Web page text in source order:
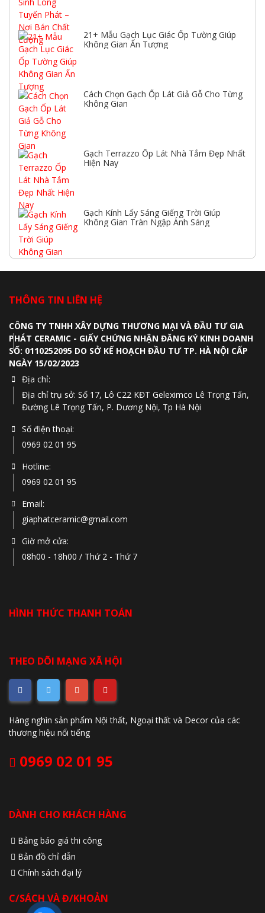
21+ Mẫu Gạch Lục Giác Ốp Tường Giúp
Không Gian Ấn Tượng
Cách Chọn Gạch Ốp Lát Giả Gỗ Cho Từng
Không Gian
Gạch Terrazzo Ốp Lát Nhà Tắm Đẹp Nhất
Hiện Nay
Gạch Kính Lấy Sáng Giếng Trời Giúp
Không Gian Tràn Ngập Ánh Sáng
THÔNG TIN LIÊN HỆ
CÔNG TY TNHH XÂY DỰNG THƯƠNG MẠI VÀ ĐẦU TƯ GIA
PHÁT CERAMIC - GIẤY CHỨNG NHẬN ĐĂNG KÝ KINH DOANH
SỐ: 0110252095 DO SỞ KẾ HOẠCH ĐẦU TƯ TP. HÀ NỘI CẤP
NGÀY 15/02/2023
Địa chỉ:
Địa chỉ trụ sở: Số 17, Lô C22 KĐT Geleximco Lê Trọng Tấn,
Đường Lê Trọng Tấn, P. Dương Nội, Tp Hà Nội
Số điện thoại:
0969 02 01 95
Hotline:
0969 02 01 95
Email:
giaphatceramic@gmail.com
Giờ mở cửa:
08h00 - 18h00 / Thứ 2 - Thứ 7
HÌNH THỨC THANH TOÁN
THEO DÕI MẠNG XÃ HỘI
Hàng nghìn sản phẩm Nội thất, Ngoại thất và Decor của các
thương hiệu nổi tiếng
0969 02 01 95
DÀNH CHO KHÁCH HÀNG
Bảng báo giá thi công
Bản đồ chỉ dẫn
Chính sách đại lý
C/SÁCH VÀ Đ/KHOẢN